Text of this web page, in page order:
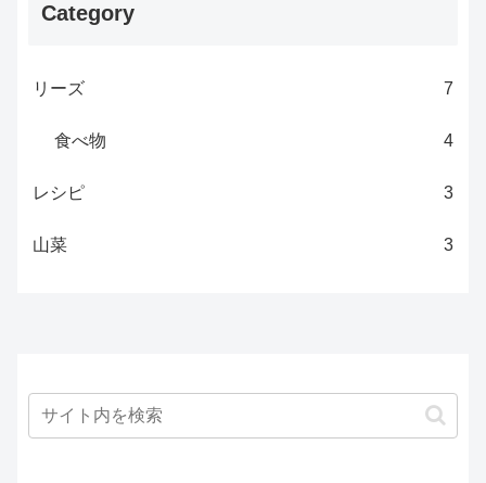
Category
リーズ 7
食べ物 4
レシピ 3
山菜 3